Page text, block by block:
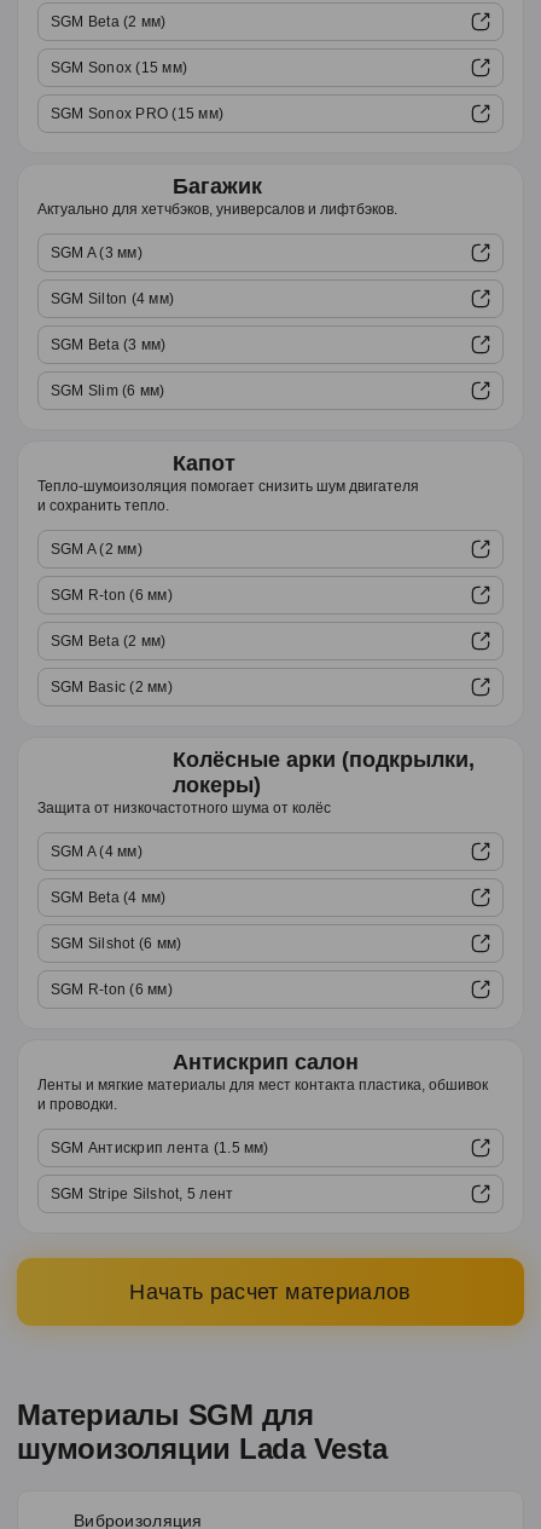
SGM Beta (2 мм)
SGM Sonox (15 мм)
SGM Sonox PRO (15 мм)
Багажик
Актуально для хетчбэков, универсалов и лифтбэков.
SGM A (3 мм)
SGM Silton (4 мм)
SGM Beta (3 мм)
SGM Slim (6 мм)
Капот
Тепло-шумоизоляция помогает снизить шум двигателя
и сохранить тепло.
SGM A (2 мм)
SGM R-ton (6 мм)
SGM Beta (2 мм)
SGM Basic (2 мм)
Колёсные арки (подкрылки,
локеры)
Защита от низкочастотного шума от колёс
SGM A (4 мм)
SGM Beta (4 мм)
SGM Silshot (6 мм)
SGM R-ton (6 мм)
Антискрип салон
Ленты и мягкие материалы для мест контакта пластика, обшивок
и проводки.
SGM Антискрип лента (1.5 мм)
SGM Stripe Silshot, 5 лент
Начать расчет материалов
Материалы SGM для
шумоизоляции Lada Vesta
Виброизоляция